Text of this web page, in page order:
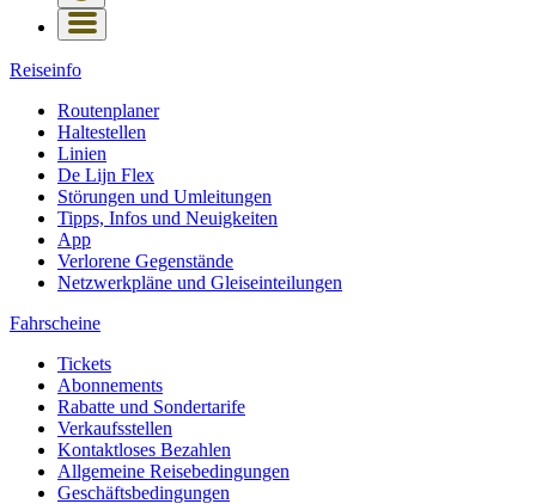
Reiseinfo
Routenplaner
Haltestellen
Linien
De Lijn Flex
Störungen und Umleitungen
Tipps, Infos und Neuigkeiten
App
Verlorene Gegenstände
Netzwerkpläne und Gleiseinteilungen
Fahrscheine
Tickets
Abonnements
Rabatte und Sondertarife
Verkaufsstellen
Kontaktloses Bezahlen
Allgemeine Reisebedingungen
Geschäftsbedingungen